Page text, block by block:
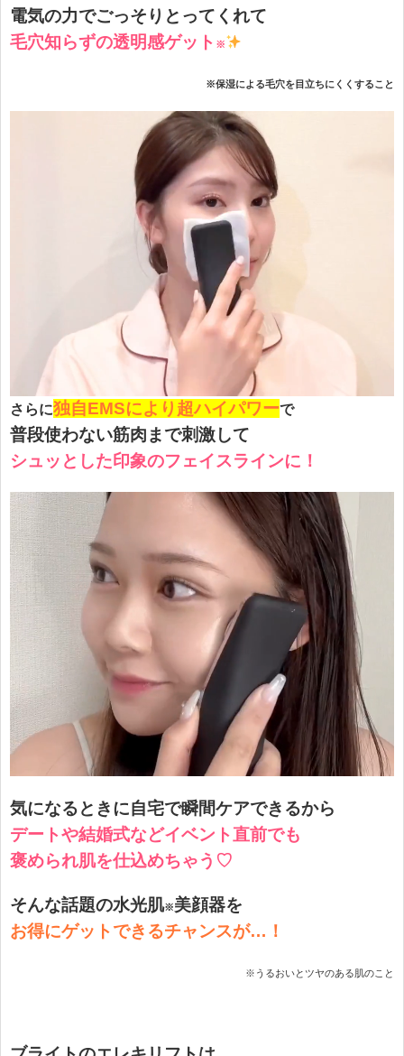
電気の力でごっそりとってくれて
毛穴知らずの透明感ゲット ※
※保湿による毛穴を目立ちにくくすること
さらに独自EMSにより超ハイパワーで
普段使わない筋肉まで刺激して
シュッとした印象のフェイスラインに！
気になるときに自宅で瞬間ケアできるから
デートや結婚式などイベント直前でも
褒められ肌を仕込めちゃう♡
そんな話題の水光肌※美顔器を
お得にゲットできるチャンスが…！
※うるおいとツヤのある肌のこと